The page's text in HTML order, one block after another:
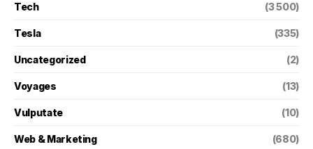
Tech (3 500)
Tesla (335)
Uncategorized (2)
Voyages (13)
Vulputate (10)
Web & Marketing (680)